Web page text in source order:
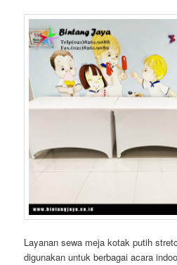
Layanan sewa meja kotak putih
digunakan untuk berbagai acara